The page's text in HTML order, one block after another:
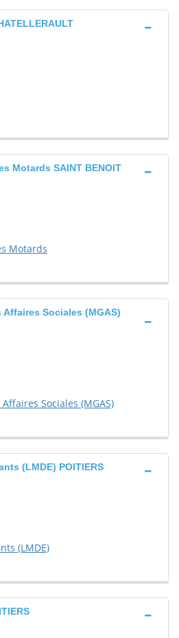
Motards SAINT BENOIT
Motards
Sociales (MGAS)
Sociales (MGAS)
(LMDE) POITIERS
(LMDE)